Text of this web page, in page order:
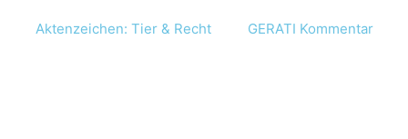
Aktenzeichen: Tier & Recht GERATI Kommentar